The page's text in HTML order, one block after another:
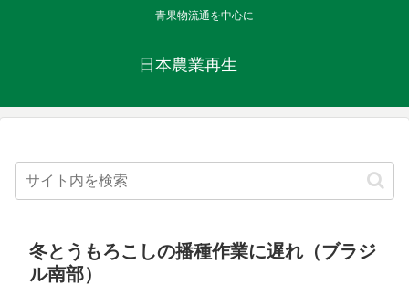
青果物流通を中心に
日本農業再生
冬とうもろこしの播種作業に遅れ（ブラジ
ル南部）